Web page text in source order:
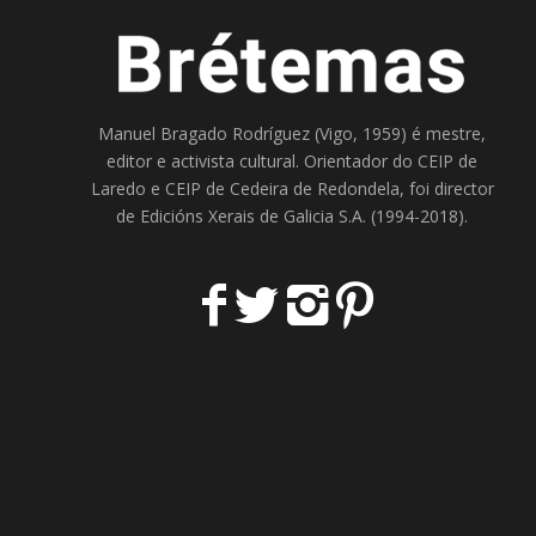
Manuel Bragado Rodríguez (Vigo, 1959) é mestre,
editor e activista cultural. Orientador do CEIP de
Laredo e CEIP de Cedeira de Redondela, foi director
de Edicións Xerais de Galicia S.A. (1994-2018).